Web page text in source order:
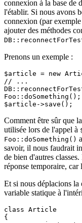
connexion à la base de
l'établir. Si nous avons
connexion (par
ajouter des méthodes
Prenons un exemple :
$article = new
// ...
Foo::doSomething();
Comment être sûr que
utilisée lors de l'appel à
Foo::doSomething()
savoir, il nous faudrait
de bien d'autres
réponse temporaire,
Et si nous déplacions la
variable statique à
class Article
{